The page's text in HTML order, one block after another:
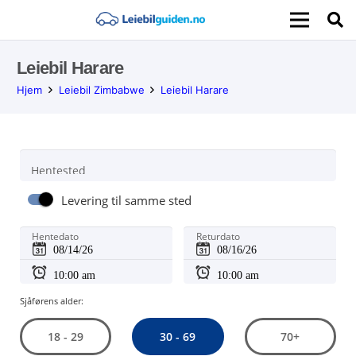
Leiebil Harare
Hjem Leiebil Zimbabwe Leiebil Harare
Hentested
Levering til samme sted
Hentedato Returdato
Sjåførens alder:
18 - 29 30 - 69 70+